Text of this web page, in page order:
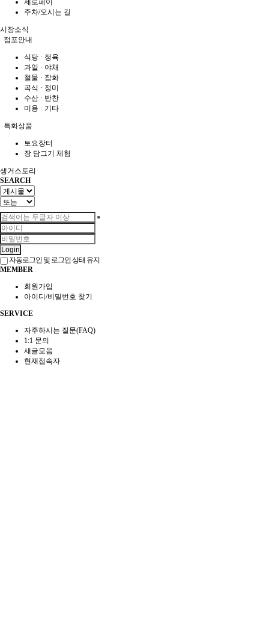
제로페이
주차/오시는 길
시장소식
점포안내
식당 · 정육
과일 · 야채
철물 · 잡화
곡식 · 정미
수산 · 반찬
미용 · 기타
특화상품
토요장터
장 담그기 체험
생거스토리
SEARCH
Login
자동로그인 및 로그인 상태 유지
MEMBER
회원가입
아이디/비밀번호 찾기
SERVICE
자주하시는 질문(FAQ)
1:1 문의
새글모음
현재접속자